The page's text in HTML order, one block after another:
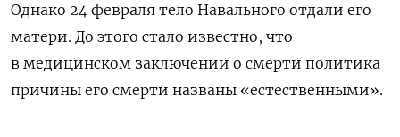
Однако 24 февраля тело Навального отдали его
матери. До этого стало известно, что
в медицинском заключении о смерти политика
причины его смерти названы «естественными».